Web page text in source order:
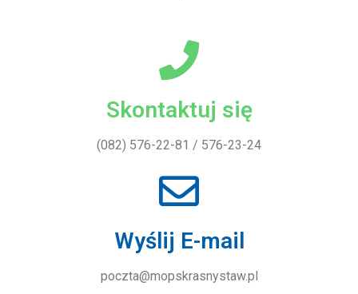
Skontaktuj się
(082) 576-22-81 / 576-23-24
Wyślij E-mail
poczta@mopskrasnystaw.pl